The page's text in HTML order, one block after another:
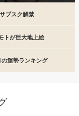
ブスク解禁
トが巨大地上絵
運勢ランキング